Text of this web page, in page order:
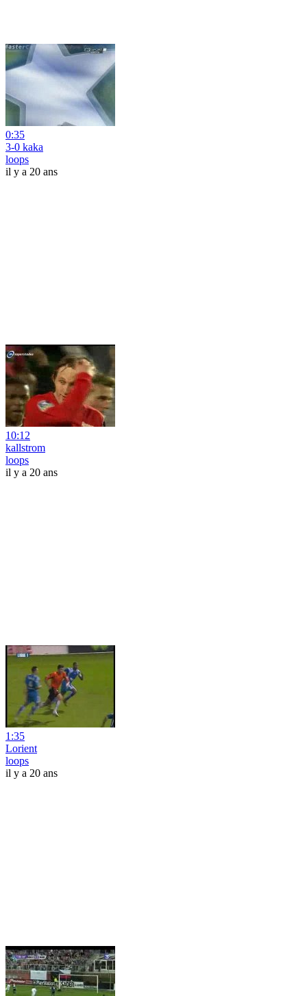
0:35
3-0 kaka
loops
il y a 20 ans
10:12
kallstrom
loops
il y a 20 ans
1:35
Lorient
loops
il y a 20 ans